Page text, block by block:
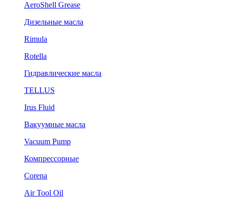
AeroShell Grease
Дизельные масла
Rimula
Rotella
Гидравлические масла
TELLUS
Irus Fluid
Вакуумные масла
Vacuum Pump
Компрессорные
Corena
Air Tool Oil